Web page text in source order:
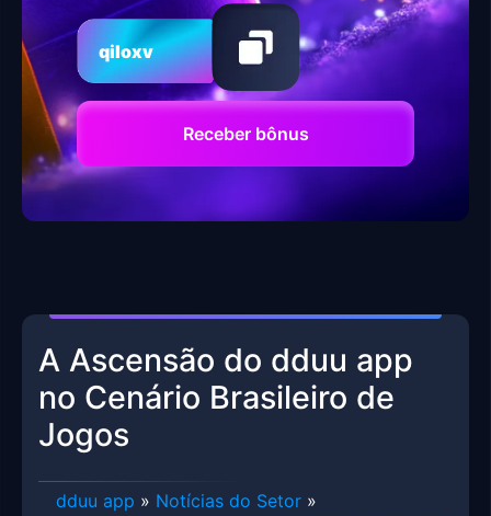
qiloxv
Receber bônus
A Ascensão do dduu app
no Cenário Brasileiro de
Jogos
dduu app » Notícias do Setor »